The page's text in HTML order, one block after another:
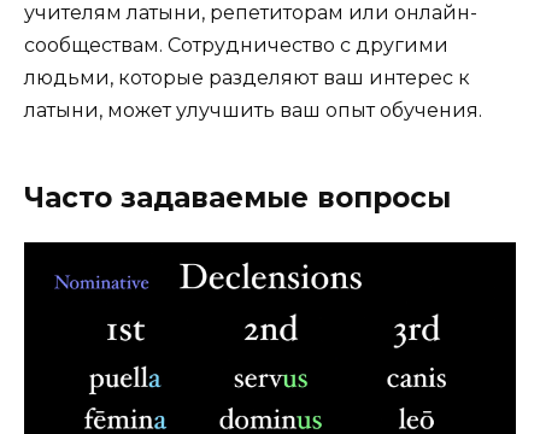
учителям латыни, репетиторам или онлайн-
сообществам. Сотрудничество с другими
людьми, которые разделяют ваш интерес к
латыни, может улучшить ваш опыт обучения.
Часто задаваемые вопросы